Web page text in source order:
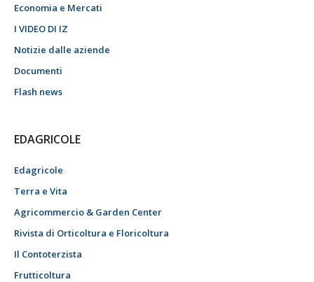
Economia e Mercati
I VIDEO DI IZ
Notizie dalle aziende
Documenti
Flash news
EDAGRICOLE
Edagricole
Terra e Vita
Agricommercio & Garden Center
Rivista di Orticoltura e Floricoltura
Il Contoterzista
Frutticoltura